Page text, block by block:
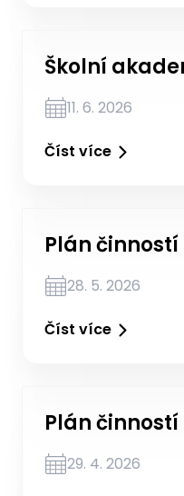
Školní
11. 6. 2026
Číst více
Plán
28. 5. 2026
Číst více
Plán
29. 4. 2026